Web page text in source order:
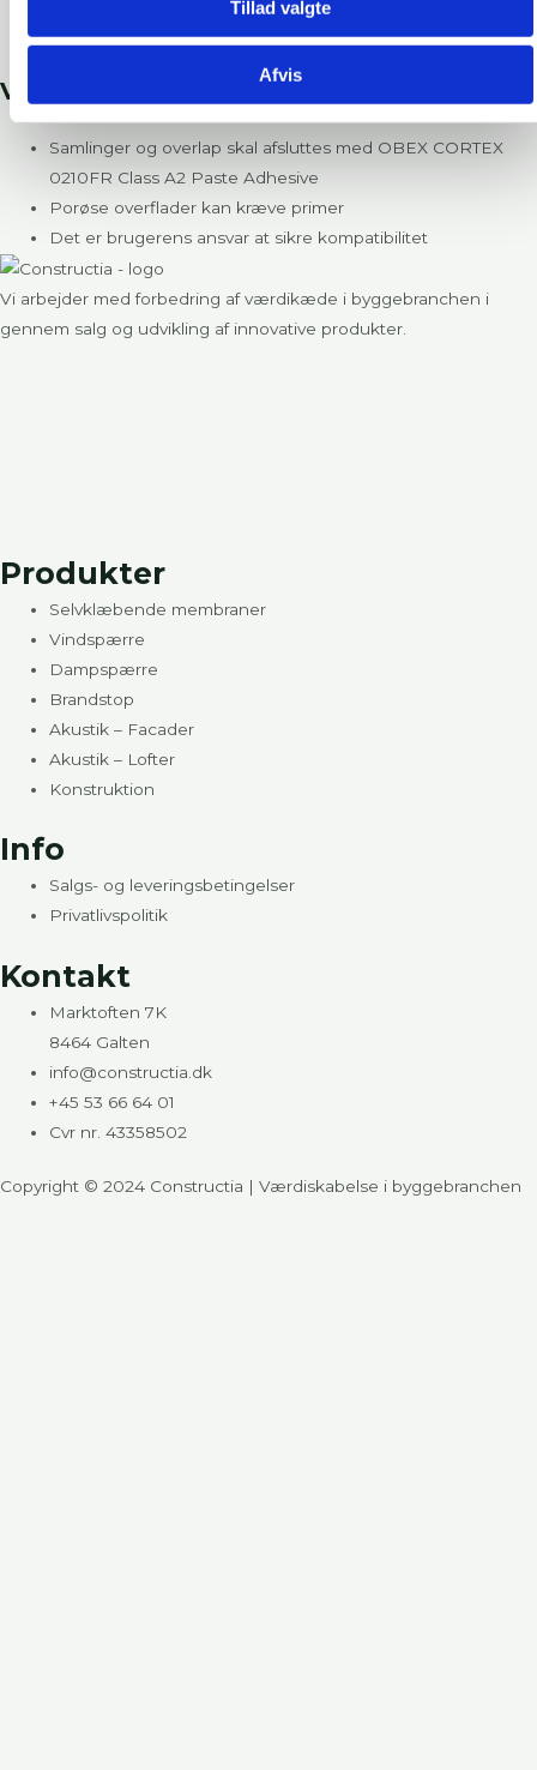
Tillad valgte
Afvis
Certificering: BBA Certificate No. 17/5396
Vigtig information
Samlinger og overlap skal afsluttes med OBEX CORTEX
0210FR Class A2 Paste Adhesive
Porøse overflader kan kræve primer
Det er brugerens ansvar at sikre kompatibilitet
Vi arbejder med forbedring af værdikæde i byggebranchen i
gennem salg og udvikling af innovative produkter.
Produkter
Selvklæbende membraner
Vindspærre
Dampspærre
Brandstop
Akustik – Facader
Akustik – Lofter
Konstruktion
Info
Salgs- og leveringsbetingelser
Privatlivspolitik
Kontakt
Marktoften 7K
8464 Galten
info@constructia.dk
+45 53 66 64 01
Cvr nr. 43358502
Copyright © 2024 Constructia | Værdiskabelse i byggebranchen